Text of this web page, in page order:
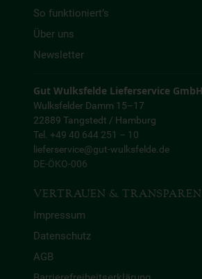
So funktioniert’s
Über uns
Newsletter
Gut Wulksfelde Lieferservice GmbH
Wulksfelder Damm 15–17
22889 Tangstedt / Hamburg
Tel. +49 40 644 251 – 10
lieferservice@gut-wulksfelde.de
DE-ÖKO-006
VERTRAUEN &
Impressum
Datenschutz
AGB